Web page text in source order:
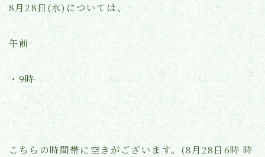
お知らせ(ブログ)
8月28日(水)については、
午前
・9時
こちらの時間帯に空きがございます。(8月28日6時 時